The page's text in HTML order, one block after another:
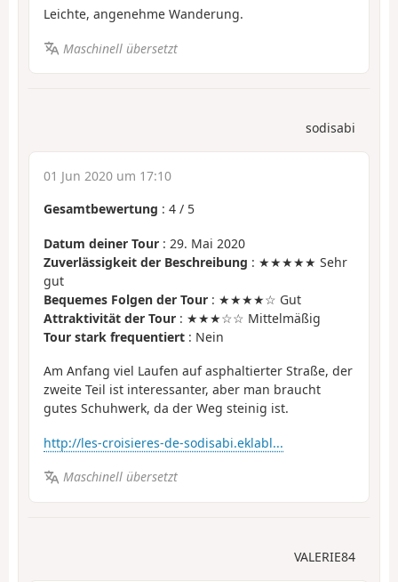
Leichte, angenehme Wanderung.
Maschinell übersetzt
sodisabi
01 Jun 2020 um 17:10
Gesamtbewertung : 4 / 5
Datum deiner Tour : 29. Mai 2020
Zuverlässigkeit der Beschreibung : ★★★★★ Sehr
gut
Bequemes Folgen der Tour : ★★★★☆ Gut
Attraktivität der Tour : ★★★☆☆ Mittelmäßig
Tour stark frequentiert : Nein
Am Anfang viel Laufen auf asphaltierter Straße, der
zweite Teil ist interessanter, aber man braucht
gutes Schuhwerk, da der Weg steinig ist.
http://les-croisieres-de-sodisabi.eklabl...
Maschinell übersetzt
VALERIE84